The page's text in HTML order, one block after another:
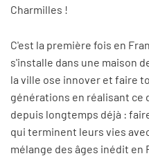
Charmilles !
C'est la première fois en
s'installe dans une maison
la ville ose innover et faire
générations en réalisant ce
depuis longtemps déjà :
qui terminent leurs vies
mélange des âges inédit en